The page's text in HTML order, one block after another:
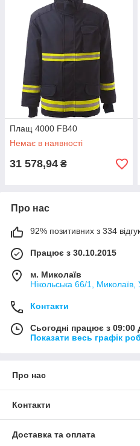
Плащ 4000 FB40
Немає в наявності
31 578,94 ₴
Про нас
92% позитивних з 334
Працює з 30.10.2015
м. Миколаїв
Нікольська 66/1, Миколаїв,
Контакти
Сьогодні працює з 09:00
Показати весь графік
Про нас
Контакти
Доставка та оплата